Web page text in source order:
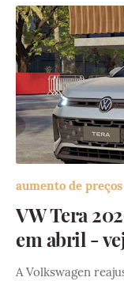
aumento de preços
VW Tera
em abril -
A Volkswagen